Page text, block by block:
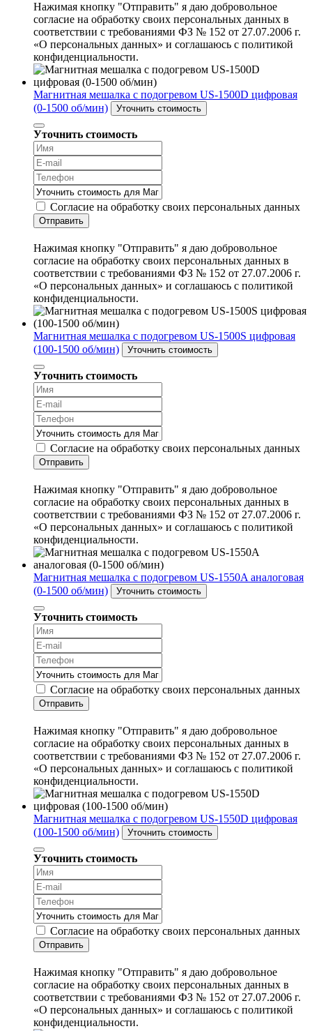
Нажимая кнопку "Отправить" я даю добровольное
согласие на обработку своих персональных данных в
соответствии с требованиями ФЗ № 152 от 27.07.2006 г.
«О персональных данных» и соглашаюсь с политикой
конфиденциальности.
Магнитная мешалка с подогревом US-1500D цифровая
(0-1500 об/мин)
Уточнить стоимость
Уточнить стоимость
Согласие на обработку своих персональных данных
Отправить
Нажимая кнопку "Отправить" я даю добровольное
согласие на обработку своих персональных данных в
соответствии с требованиями ФЗ № 152 от 27.07.2006 г.
«О персональных данных» и соглашаюсь с политикой
конфиденциальности.
Магнитная мешалка с подогревом US-1500S цифровая
(100-1500 об/мин)
Уточнить стоимость
Уточнить стоимость
Согласие на обработку своих персональных данных
Отправить
Нажимая кнопку "Отправить" я даю добровольное
согласие на обработку своих персональных данных в
соответствии с требованиями ФЗ № 152 от 27.07.2006 г.
«О персональных данных» и соглашаюсь с политикой
конфиденциальности.
Магнитная мешалка с подогревом US-1550A аналоговая
(0-1500 об/мин)
Уточнить стоимость
Уточнить стоимость
Согласие на обработку своих персональных данных
Отправить
Нажимая кнопку "Отправить" я даю добровольное
согласие на обработку своих персональных данных в
соответствии с требованиями ФЗ № 152 от 27.07.2006 г.
«О персональных данных» и соглашаюсь с политикой
конфиденциальности.
Магнитная мешалка с подогревом US-1550D цифровая
(100-1500 об/мин)
Уточнить стоимость
Уточнить стоимость
Согласие на обработку своих персональных данных
Отправить
Нажимая кнопку "Отправить" я даю добровольное
согласие на обработку своих персональных данных в
соответствии с требованиями ФЗ № 152 от 27.07.2006 г.
«О персональных данных» и соглашаюсь с политикой
конфиденциальности.